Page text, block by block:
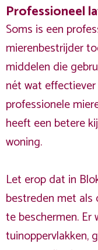
Professioneel
Soms is een
mierenbestrijder
middelen die
nét wat
professionele
heeft een betere
woning.
Let erop dat in
bestreden met als
te beschermen. Er
tuinoppervlakken,